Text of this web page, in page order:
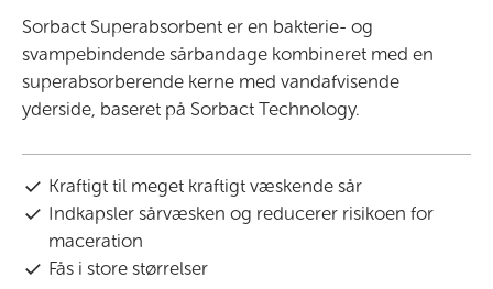
Sorbact Superabsorbent er en bakterie- og
svampebindende sårbandage kombineret med en
superabsorberende kerne med vandafvisende
yderside, baseret på Sorbact Technology.
Kraftigt til meget kraftigt væskende sår
Indkapsler sårvæsken og reducerer risikoen for
maceration
Fås i store størrelser